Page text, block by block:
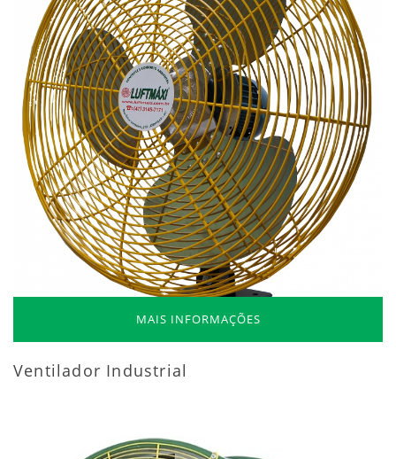
MAIS INFORMAÇÕES
Ventilador Industrial